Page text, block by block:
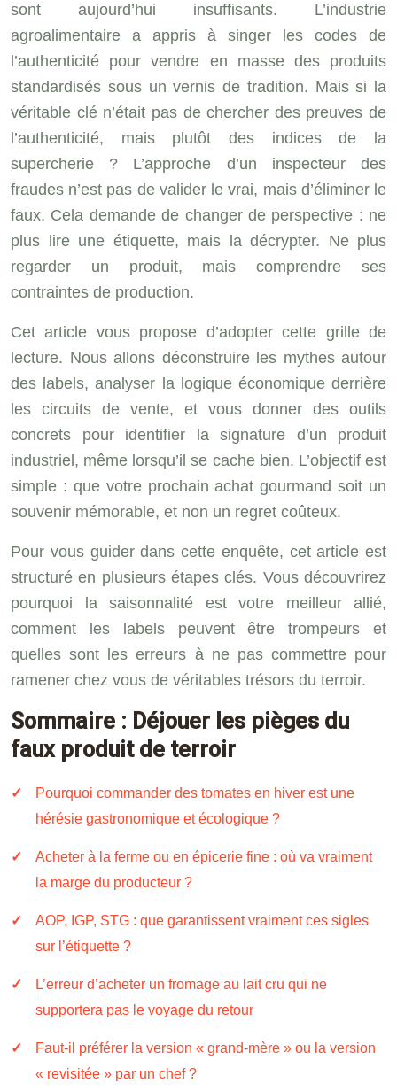
sont aujourd’hui insuffisants. L’industrie
agroalimentaire a appris à singer les codes de
l’authenticité pour vendre en masse des produits
standardisés sous un vernis de tradition. Mais si la
véritable clé n’était pas de chercher des preuves de
l’authenticité, mais plutôt des indices de la
supercherie ? L’approche d’un inspecteur des
fraudes n’est pas de valider le vrai, mais d’éliminer le
faux. Cela demande de changer de perspective : ne
plus lire une étiquette, mais la décrypter. Ne plus
regarder un produit, mais comprendre ses
contraintes de production.
Cet article vous propose d’adopter cette grille de
lecture. Nous allons déconstruire les mythes autour
des labels, analyser la logique économique derrière
les circuits de vente, et vous donner des outils
concrets pour identifier la signature d’un produit
industriel, même lorsqu’il se cache bien. L’objectif est
simple : que votre prochain achat gourmand soit un
souvenir mémorable, et non un regret coûteux.
Pour vous guider dans cette enquête, cet article est
structuré en plusieurs étapes clés. Vous découvrirez
pourquoi la saisonnalité est votre meilleur allié,
comment les labels peuvent être trompeurs et
quelles sont les erreurs à ne pas commettre pour
ramener chez vous de véritables trésors du terroir.
Sommaire : Déjouer les pièges du
faux produit de terroir
Pourquoi commander des tomates en hiver est une
hérésie gastronomique et écologique ?
Acheter à la ferme ou en épicerie fine : où va vraiment
la marge du producteur ?
AOP, IGP, STG : que garantissent vraiment ces sigles
sur l’étiquette ?
L’erreur d’acheter un fromage au lait cru qui ne
supportera pas le voyage du retour
Faut-il préférer la version « grand-mère » ou la version
« revisitée » par un chef ?